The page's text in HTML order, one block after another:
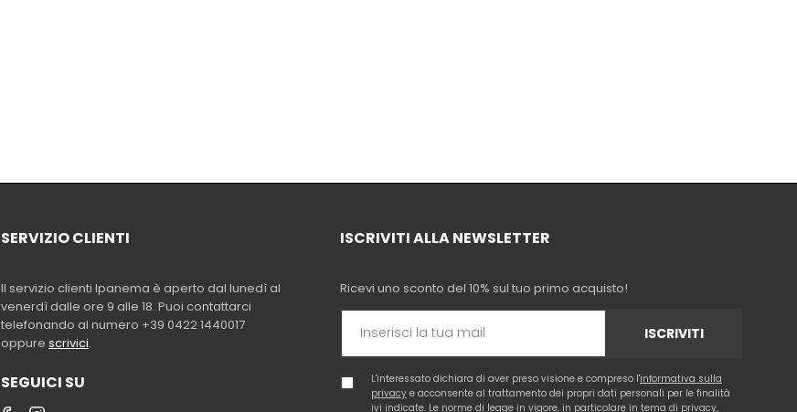
SERVIZIO CLIENTI
Il servizio clienti Ipanema è aperto dal lunedì al
venerdì dalle ore 9 alle 18. Puoi contattarci
telefonando al numero +39 0422 1440017
oppure scrivici.
SEGUICI SU
ISCRIVITI ALLA NEWSLETTER
Ricevi uno sconto del 10% sul tuo primo acquisto!
ISCRIVITI
L'interessato dichiara di aver preso visione e compreso l'informativa sulla
privacy e acconsente al trattamento dei propri dati personali per le finalità
ivi indicate. Le norme di legge in vigore, in particolare in tema di privacy,